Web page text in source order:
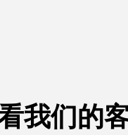
我们的